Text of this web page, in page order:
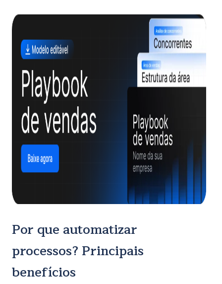
Por que automatizar
processos? Principais
benefícios